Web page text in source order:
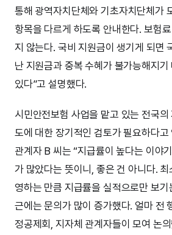
통해 광역자치단체와 기초자치단체가
항목을 다르게 하도록 안내한다. 보험
지 않는다. 국비 지원금이 생기게 되면
난 지원금과 중복 수혜가 불가능해지기
있다”고 설명했다.
시민안전보험 사업을 맡고 있는 전국
도에 대한 장기적인 검토가 필요하다고
관계자 B 씨는 “지급률이 높다는 이야
가 많았다는 뜻이니, 좋은 건 아니다.
영하는 만큼 지급률을 실적으로만 보기
근에는 문의가 많이 증가했다. 얼마 전
정공제회, 지자체 관계자들이 모여 논